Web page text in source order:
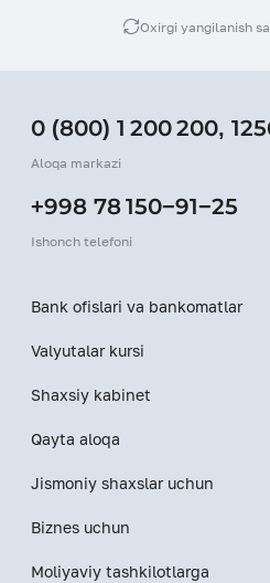
Oxirgi yangilanish
0 (800) 1 200 200,
Aloqa markazi
+998 78 150−91−25
Ishonch telefoni
Bank ofislari va bankomatlar
Valyutalar kursi
Shaxsiy kabinet
Qayta aloqa
Jismoniy shaxslar uchun
Biznes uchun
Moliyaviy tashkilotlarga